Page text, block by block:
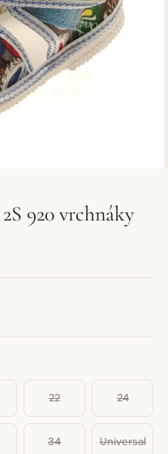
920 vrchnáky
22 24
34 Universal